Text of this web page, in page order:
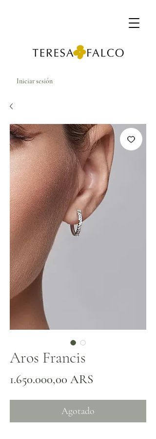
Iniciar sesión
Aros Francis
1.650.000,00 ARS
Agotado